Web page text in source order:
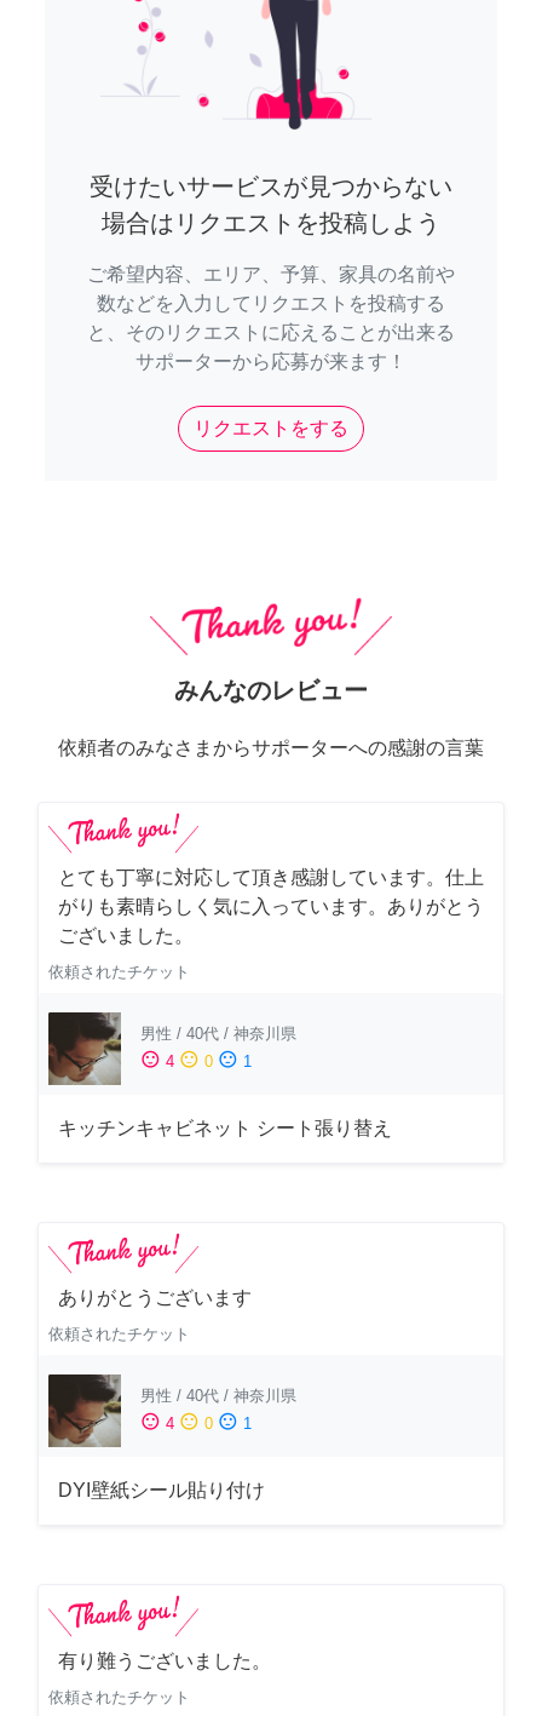
受けたいサービスが見つからない
場合はリクエストを投稿しよう
ご希望内容、エリア、予算、家具の名前や
数などを入力してリクエストを投稿する
と、そのリクエストに応えることが出来る
サポーターから応募が来ます！
リクエストをする
みんなのレビュー
依頼者のみなさまからサポーターへの感謝の言葉
とても丁寧に対応して頂き感謝しています。仕上
がりも素晴らしく気に入っています。ありがとう
ございました。
依頼されたチケット
男性 / 40代 / 神奈川県
sentiment_satisfied 4 sentiment_neutral 0 sentiment_dissatisfied 1
キッチンキャビネット シート張り替え
ありがとうございます
依頼されたチケット
男性 / 40代 / 神奈川県
sentiment_satisfied 4 sentiment_neutral 0 sentiment_dissatisfied 1
DYI壁紙シール貼り付け
有り難うございました。
依頼されたチケット